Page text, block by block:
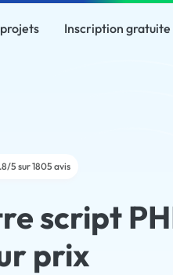
Inscription gratuite
5 sur 1805 avis
script
prix